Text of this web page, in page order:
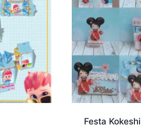
Festa Kokeshi